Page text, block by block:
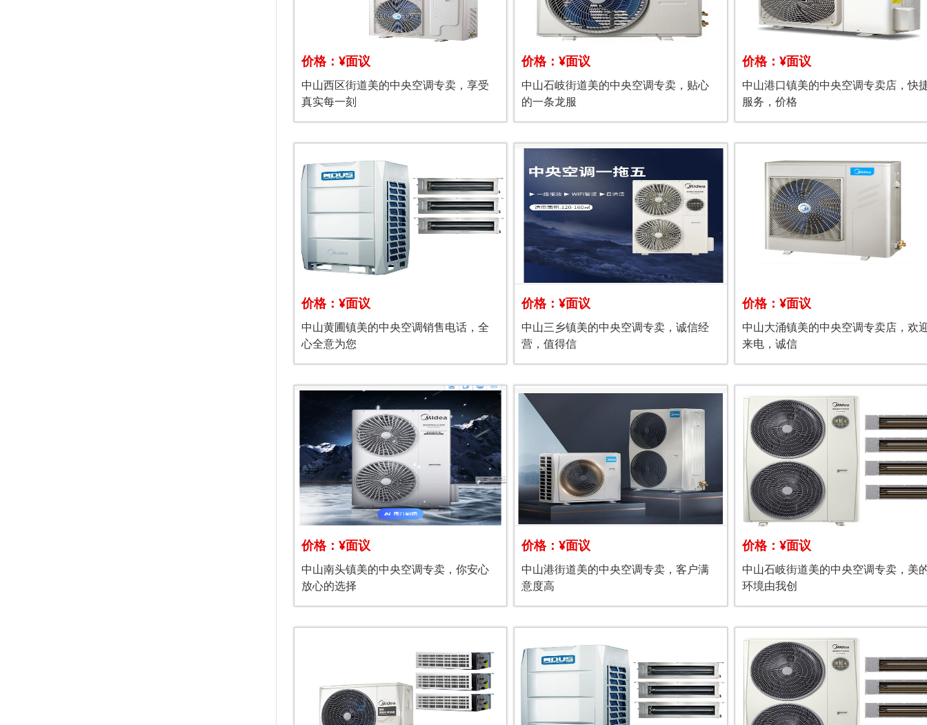
价格：¥面议
中山西区街道美的中央空调专卖，享受
真实每一刻
价格：¥面议
中山石岐街道美的中央空调专卖，贴心
的一条龙服
价格：¥面议
中山港口镇美的中央空调专卖店，快
服务，价格
价格：¥面议
中山黄圃镇美的中央空调销售电话，全
心全意为您
价格：¥面议
中山三乡镇美的中央空调专卖，诚信经
营，值得信
价格：¥面议
中山大涌镇美的中央空调专卖店，欢
来电，诚信
价格：¥面议
中山南头镇美的中央空调专卖，你安心
放心的选择
价格：¥面议
中山港街道美的中央空调专卖，客户满
意度高
价格：¥面议
中山石岐街道美的中央空调专卖，美
环境由我创